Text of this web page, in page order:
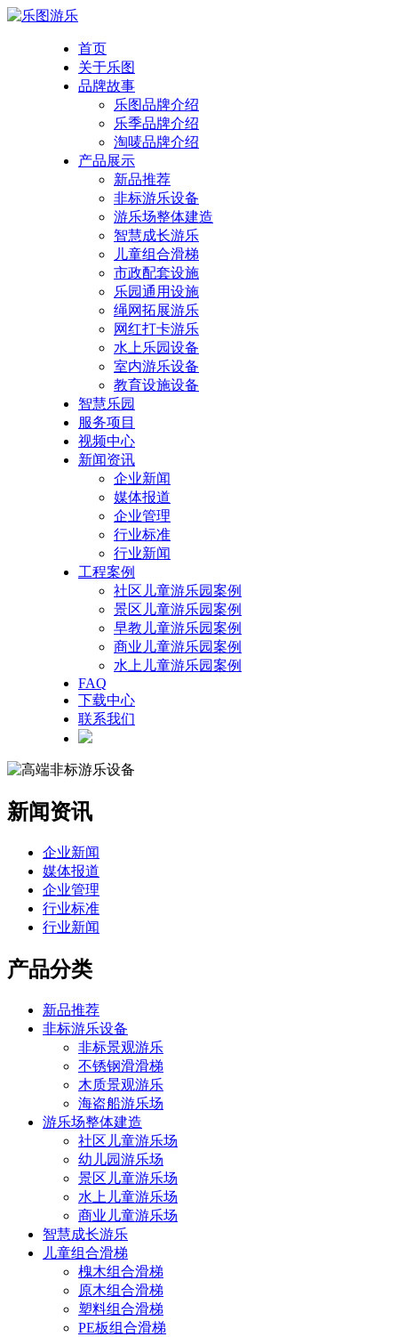
首页
关于乐图
品牌故事
乐图品牌介绍
乐季品牌介绍
淘唛品牌介绍
产品展示
新品推荐
非标游乐设备
游乐场整体建造
智慧成长游乐
儿童组合滑梯
市政配套设施
乐园通用设施
绳网拓展游乐
网红打卡游乐
水上乐园设备
室内游乐设备
教育设施设备
智慧乐园
服务项目
视频中心
新闻资讯
企业新闻
媒体报道
企业管理
行业标准
行业新闻
工程案例
社区儿童游乐园案例
景区儿童游乐园案例
早教儿童游乐园案例
商业儿童游乐园案例
水上儿童游乐园案例
FAQ
下载中心
联系我们
新闻资讯
企业新闻
媒体报道
企业管理
行业标准
行业新闻
产品分类
新品推荐
非标游乐设备
非标景观游乐
不锈钢滑滑梯
木质景观游乐
海盗船游乐场
游乐场整体建造
社区儿童游乐场
幼儿园游乐场
景区儿童游乐场
水上儿童游乐场
商业儿童游乐场
智慧成长游乐
儿童组合滑梯
槐木组合滑梯
原木组合滑梯
塑料组合滑梯
PE板组合滑梯